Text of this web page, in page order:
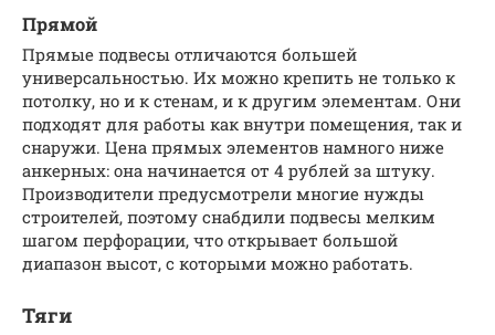
Прямой
Прямые подвесы отличаются большей
универсальностью. Их можно крепить не только к
потолку, но и к стенам, и к другим элементам. Они
подходят для работы как внутри помещения, так и
снаружи. Цена прямых элементов намного ниже
анкерных: она начинается от 4 рублей за штуку.
Производители предусмотрели многие нужды
строителей, поэтому снабдили подвесы мелким
шагом перфорации, что открывает большой
диапазон высот, с которыми можно работать.
Тяги